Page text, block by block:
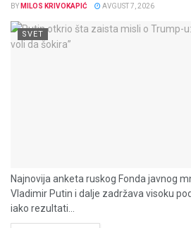
BY MILOS KRIVOKAPIĆ AVGUST 7, 2026
SVET
Najnovija anketa ruskog Fonda javnog
Vladimir Putin i dalje zadržava visoku
iako rezultati...